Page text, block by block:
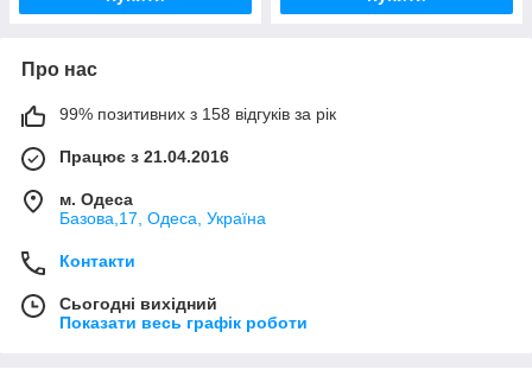
Про нас
99% позитивних з 158 відгуків за рік
Працює з 21.04.2016
м. Одеса
Базова,17, Одеса, Україна
Контакти
Сьогодні вихідний
Показати весь графік роботи